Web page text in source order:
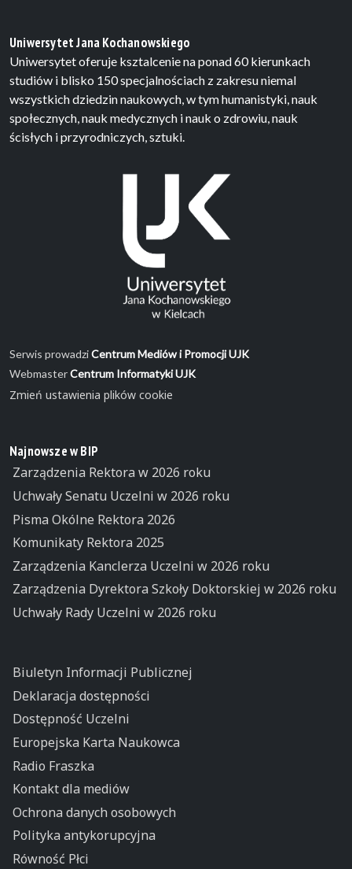
Uniwersytet Jana Kochanowskiego
Uniwersytet oferuje ksztalcenie na ponad 60 kierunkach
studiów i blisko 150 specjalnościach z zakresu niemal
wszystkich dziedzin naukowych, w tym humanistyki, nauk
społecznych, nauk medycznych i nauk o zdrowiu, nauk
ścisłych i przyrodniczych, sztuki.
Serwis prowadziCentrum Mediów i Promocji UJK
WebmasterCentrum Informatyki UJK
Zmień ustawienia plików cookie
Najnowsze w BIP
Zarządzenia Rektora w 2026 roku
Uchwały Senatu Uczelni w 2026 roku
Pisma Okólne Rektora 2026
Komunikaty Rektora 2025
Zarządzenia Kanclerza Uczelni w 2026 roku
Zarządzenia Dyrektora Szkoły Doktorskiej w 2026 roku
Uchwały Rady Uczelni w 2026 roku
Biuletyn Informacji Publicznej
Deklaracja dostępności
Dostępność Uczelni
Europejska Karta Naukowca
Radio Fraszka
Kontakt dla mediów
Ochrona danych osobowych
Polityka antykorupcyjna
Równość Płci